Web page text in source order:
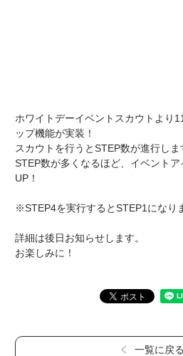
ホワイトデーイベントスカウトより
ップ機能が実装！
スカウトを行うとSTEP数が進行しま
STEP数が多くなるほど、イベント
UP！
※STEP4を実行するとSTEP1になり
詳細は後日お知らせします。
お楽しみに！
一覧に戻る